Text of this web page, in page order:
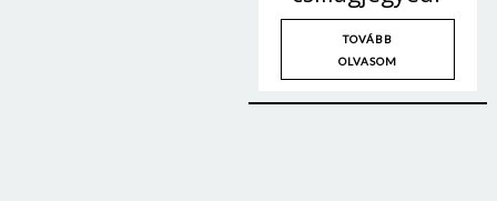
TOVÁBB
OLVASOM